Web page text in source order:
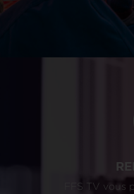
FFS TV